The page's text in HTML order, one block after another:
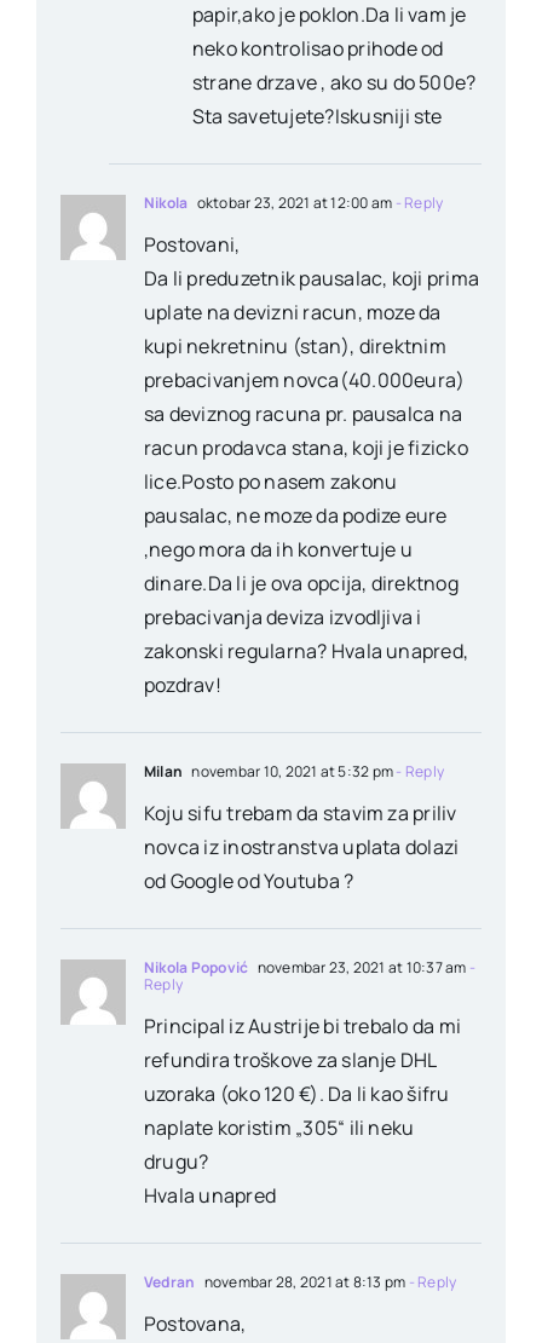
papir,ako je poklon.Da li vam je
neko kontrolisao prihode od
strane drzave , ako su do 500e?
Sta savetujete?Iskusniji ste
Nikola oktobar 23, 2021 at 12:00 am - Reply
Postovani,
Da li preduzetnik pausalac, koji prima
uplate na devizni racun, moze da
kupi nekretninu (stan), direktnim
prebacivanjem novca(40.000eura)
sa deviznog racuna pr. pausalca na
racun prodavca stana, koji je fizicko
lice.Posto po nasem zakonu
pausalac, ne moze da podize eure
,nego mora da ih konvertuje u
dinare.Da li je ova opcija, direktnog
prebacivanja deviza izvodljiva i
zakonski regularna? Hvala unapred,
pozdrav!
Milan novembar 10, 2021 at 5:32 pm- Reply
Koju sifu trebam da stavim za priliv
novca iz inostranstva uplata dolazi
od Google od Youtuba ?
Nikola Popović novembar 23, 2021 at 10:37 am -
Reply
Principal iz Austrije bi trebalo da mi
refundira troškove za slanje DHL
uzoraka (oko 120 €). Da li kao šifru
naplate koristim „305“ ili neku
drugu?
Hvala unapred
Vedran novembar 28, 2021 at 8:13 pm - Reply
Postovana,